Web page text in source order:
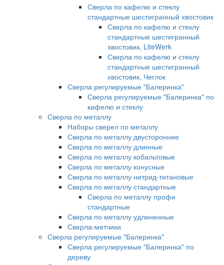
Сверла по кафелю и стеклу
стандартные шестигранный хвостовик
Сверла по кафелю и стеклу
стандартные шестигранный
хвостовик, LiteWerk
Сверла по кафелю и стеклу
стандартные шестигранный
хвостовик, Чеглок
Сверла регулируемые "Балеринка"
Сверла регулируемые "Балеринка" по
кафелю и стеклу
Сверла по металлу
Наборы сверел по металлу
Сверла по металлу двусторонние
Сверла по металлу длинные
Сверла по металлу кобальтовые
Сверла по металлу конусные
Сверла по металлу нитрид-титановые
Сверла по металлу стандартные
Сверла по металлу профи
стандартные
Сверла по металлу удлиненные
Сверла-метчики
Сверла регулируемые "Балеринка"
Сверла регулируемые "Балеринка" по
дереву